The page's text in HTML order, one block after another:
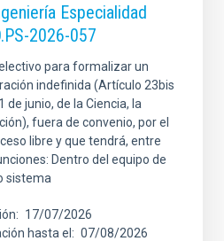
Especialidad
2026-057
para formalizar un
indefinida (Artículo 23bis
de junio, de la Ciencia, la
fuera de convenio, por el
libre y que tendrá, entre
Dentro del equipo de
sistema
17/07/2026
hasta el
07/08/2026